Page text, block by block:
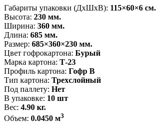
Габариты упаковки (ДxШxВ): 115×60×6 см.
Высота: 230 мм.
Ширина: 360 мм.
Длина: 685 мм.
Размер: 685×360×230 мм.
Цвет гофрокартона: Бурый
Марка картона: Т-23
Профиль картона: Гофр В
Тип картона: Трехслойный
Под паллету: Нет
В упаковке: 10 шт
Вес: 4.90 кг.
Объем: 0.0450 м3